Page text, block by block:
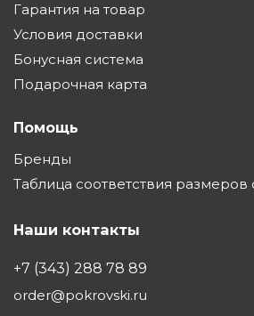
Гарантия на товар
Условия доставки
Бонусная система
Подарочная карта
Помощь
Бренды
Таблица соответствия размеров
Наши контакты
+7 (343) 288 78 89
order@pokrovski.ru